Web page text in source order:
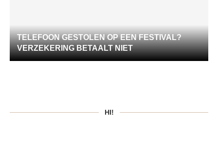
TELEFOON GESTOLEN OP EEN FESTIVAL?
VERZEKERING BETAALT NIET
HI!